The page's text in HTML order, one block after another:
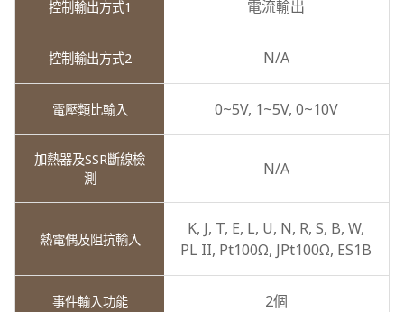
電流輸出
N/A
0~5V, 1~5V, 0~10V
N/A
K, J, T, E, L, U, N, R,S, B,W,
PL II, Pt100Ω, JPt100Ω, ES1B
2個